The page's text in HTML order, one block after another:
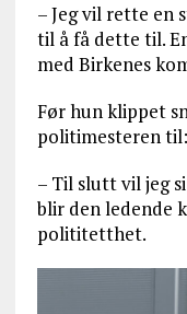
– Jeg vil rette en
til å få dette til.
med Birkenes
Før hun klippet
politimesteren til:
– Til slutt vil jeg
blir den ledende
polititetthet.